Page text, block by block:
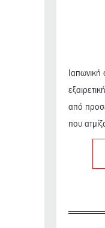
από
που